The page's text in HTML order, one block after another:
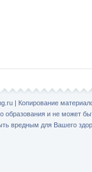
| Копирование
образования и не может
вредным для Вашего